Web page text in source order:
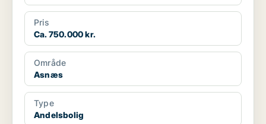
Pris
Ca. 750.000 kr.
Område
Asnæs
Type
Andelsbolig